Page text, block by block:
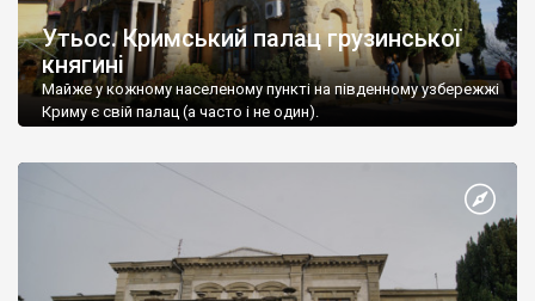
Утьос. Кримський палац грузинської
княгині
Майже у кожному населеному пункті на південному узбережжі
Криму є свій палац (а часто і не один).